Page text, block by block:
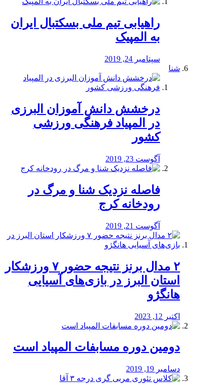
راهیابی تیم ملی بسکتبال ایران
به المپیک
سپتامبر 24, 2019
شنا
درخشش دانش آموزان البرزی
در المپیاد فرهنگی ورزشی
کشور
آگوست 23, 2019
️فاصله نزدیک شنا و مرگ در
رودخانه کرج
آگوست 21, 2019
۲ مدال برنز نتیجه حضور ۷ ورزشکار
استان البرز در بازی‌های آسیایی
هانگژو
اکتبر 12, 2023
دومین دوره مسابفات المپیاد است
دسامبر 19, 2019